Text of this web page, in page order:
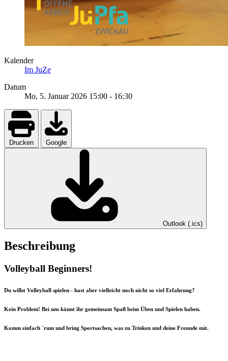
Kalender
Im JuZe
Datum
Mo, 5. Januar 2026 15:00 - 16:30
Drucken Google
Outlook (.ics)
Beschreibung
Volleyball Beginners!
Du willst Volleyball spielen - hast aber vielleicht noch nicht so viel Erfahrung?
Kein Problem! Bei uns könnt ihr gemeinsam Spaß beim Üben und Spielen haben.
Komm einfach ´rum und bring Sportsachen, was zu Trinken und deine Freunde mit.